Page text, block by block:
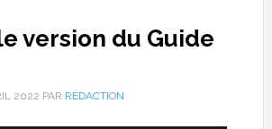
version du Guide
2022 PAR RÉDACTION